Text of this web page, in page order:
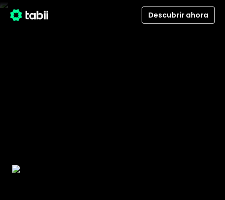
Descubrir ahora